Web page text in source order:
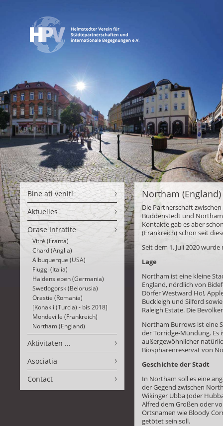
Bine ati venit!
Aktuelles
Orase Infratite
Vitré (Franta)
Chard (Anglia)
Albuquerque (USA)
Fiuggi (Italia)
Haldensleben (Germania)
Swetlogorsk (Belorusia)
Orastie (Romania)
[Konakli (Turcia) - bis 2018]
Mondeville (Frankreich)
Northam (England)
Aktivitäten ...
Asociatia
Contact
Northam (England)
Die Partnerschaft
Büddenstedt und
Kontakte gab es aber
(Frankreich) schon seit
Seit dem 1. Juli 2020
Lage
Northam ist eine kleine
England, nördlich von
Dörfer Westward Ho!,
Buckleigh und Silford
Raleigh Estate. Die
Northam Burrows ist eine
der Torridge-Mündung. Es
außergewöhnlicher
Biosphärenreservat von
Geschichte der Stadt
In Northam soll es eine
der Gegend zwischen
Wikinger Ubba (oder
Alfred dem Großen oder
Ortsnamen wie Bloody
getötet sein soll.